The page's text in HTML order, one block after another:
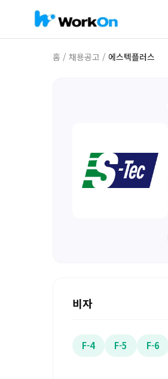
홈 / 채용공고 / 에스텍플러스
비자
F-4 F-5 F-6